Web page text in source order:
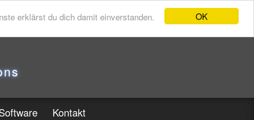
OK
erklärst du dich damit einverstanden.
Kontakt